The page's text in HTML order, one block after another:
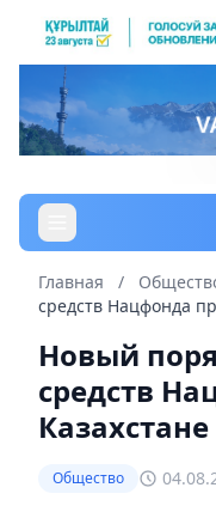
Главная /
средств Нацфонда
Новый
средств
Казахстане
Общество